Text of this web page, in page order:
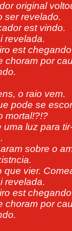
original
ser revelado.
est vindo.
revelada.
est
choram por
o raio vem.
pode se
mortal!?!?
uma luz para
sobre o
que vier.
revelada.
est
choram por